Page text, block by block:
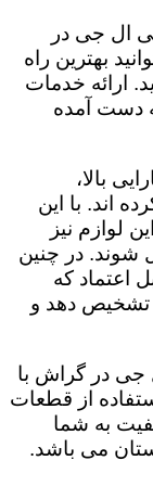
ال جی در
بهترین راه
ارائه خدمات
دست آمده
بالا،
اند. با این
لوازم نیز
در چنین
اعتماد که
تشخیص دهد و
جی در گراش با
از قطعات
به شما
می باشد.